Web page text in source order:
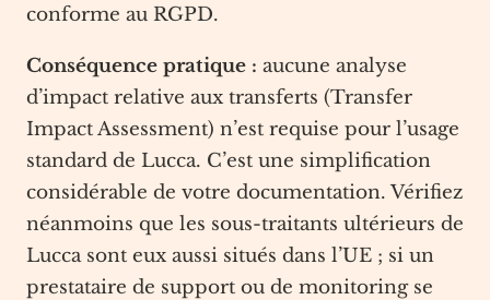
conforme au RGPD.
Conséquence pratique : aucune analyse
d’impact relative aux transferts (Transfer
Impact Assessment) n’est requise pour l’usage
standard de Lucca. C’est une simplification
considérable de votre documentation. Vérifiez
néanmoins que les sous-traitants ultérieurs de
Lucca sont eux aussi situés dans l’UE ; si un
prestataire de support ou de monitoring se